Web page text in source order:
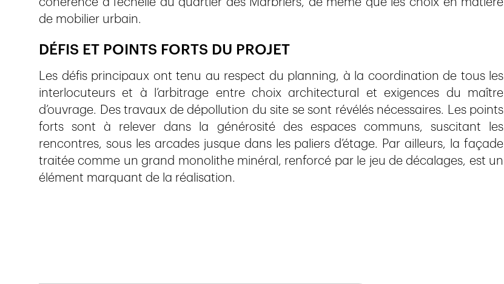
cohérence à l’échelle du quartier des Marbriers, de même que les choix en matière
de mobilier urbain.
DÉFIS ET POINTS FORTS DU PROJET
Les défis principaux ont tenu au respect du planning, à la coordination de tous les
interlocuteurs et à l’arbitrage entre choix architectural et exigences du maître
d’ouvrage. Des travaux de dépollution du site se sont révélés nécessaires. Les points
forts sont à relever dans la générosité des espaces communs, suscitant les
rencontres, sous les arcades jusque dans les paliers d’étage. Par ailleurs, la façade
traitée comme un grand monolithe minéral, renforcé par le jeu de décalages, est un
élément marquant de la réalisation.